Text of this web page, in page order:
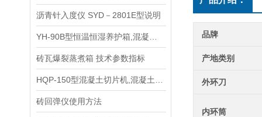
沥青针入度仪 SYD－2801E型说明
砖瓦爆裂蒸煮箱 技术参数指标
砖回弹仪使用方法
品牌
产地类别
外环刀
内环筒